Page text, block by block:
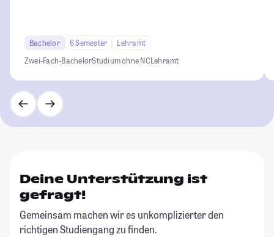
Bachelor 6 Semester
Lehramt
Zwei-Fach-BachelorStudium ohne NCLehramt
Deine Unterstützung ist
gefragt!
Gemeinsam machen wir es unkomplizierter den
richtigen Studiengang zu finden.